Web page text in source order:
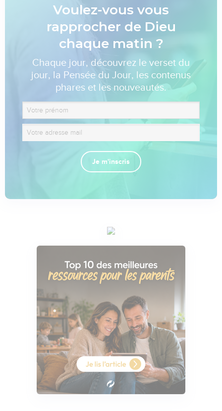
Voulez-vous vous
rapprocher de Dieu
chaque matin ?
Chaque jour, découvrez le verset du
jour, la Pensée du Jour, les contenus
phares et les nouveautés.
Je m'inscris